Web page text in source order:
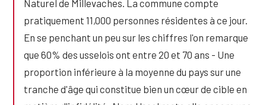
Naturel de Millevaches. La commune compte
pratiquement 11,000 personnes résidentes à ce jour.
En se penchant un peu sur les chiffres l'on remarque
que 60% des usselois ont entre 20 et 70 ans - Une
proportion inférieure à la moyenne du pays sur une
tranche d'âge qui constitue bien un cœur de cible en